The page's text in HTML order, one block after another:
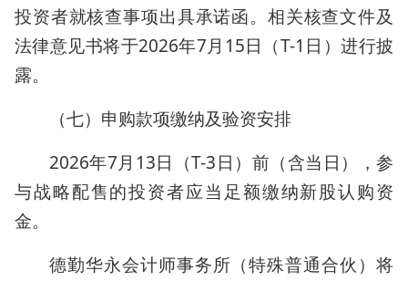
投资者就核查事项出具承诺函。相关核查文件及
法律意见书将于2026年7月15日（T-1日）进行披
露。
（七）申购款项缴纳及验资安排
2026年7月13日（T-3日）前（含当日），参
与战略配售的投资者应当足额缴纳新股认购资
金。
德勤华永会计师事务所（特殊普通合伙）将